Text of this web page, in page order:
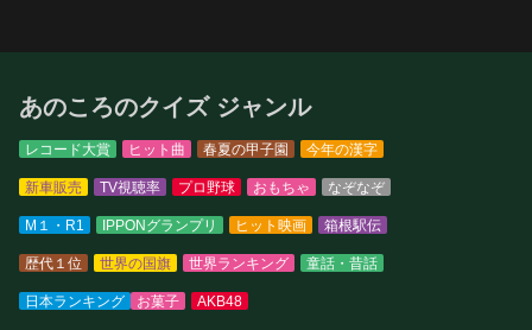
あのころのクイズ ジャンル
レコード大賞 ヒット曲 春夏の甲子園 今年の漢字
新車販売 TV視聴率 プロ野球 おもちゃ なぞなぞ
M１・R1 IPPONグランプリ ヒット映画 箱根駅伝
歴代１位 世界の国旗 世界ランキング 童話・昔話
日本ランキング お菓子 AKB48